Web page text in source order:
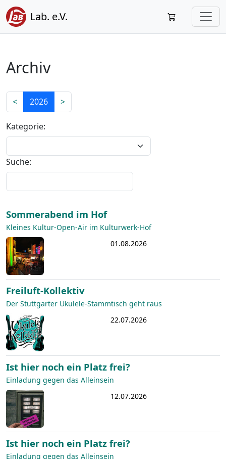
Lab. e.V.
Archiv
< 2026 >
Kategorie:
Suche:
Sommerabend im Hof
Kleines Kultur-Open-Air im Kulturwerk-Hof
01.08.2026
Freiluft-Kollektiv
Der Stuttgarter Ukulele-Stammtisch geht raus
22.07.2026
Ist hier noch ein Platz frei?
Einladung gegen das Alleinsein
12.07.2026
Ist hier noch ein Platz frei?
Einladung gegen das Alleinsein